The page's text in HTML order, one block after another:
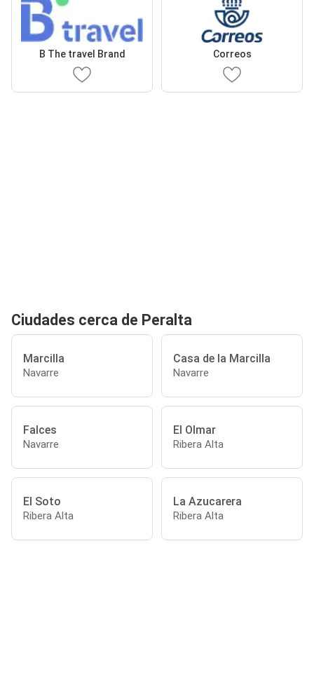
B The travel Brand Correos
Ciudades cerca de Peralta
Marcilla
Navarre
Casa de la Marcilla
Navarre
Falces
Navarre
El Olmar
Ribera Alta
El Soto
Ribera Alta
La Azucarera
Ribera Alta